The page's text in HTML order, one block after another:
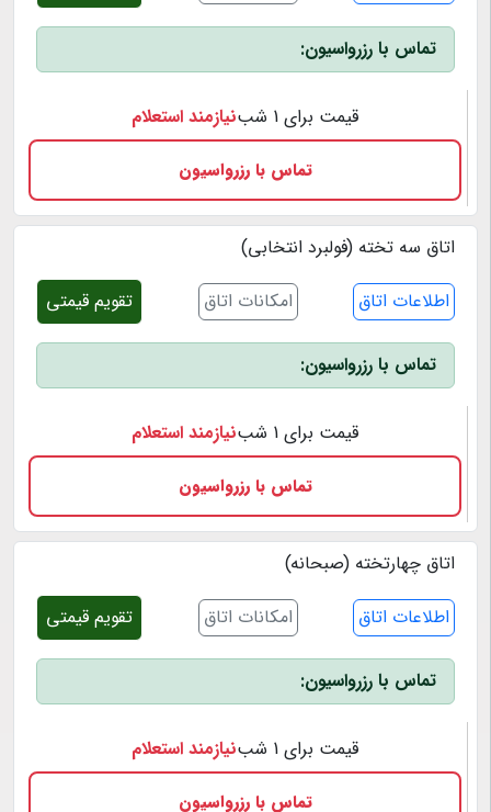
تماس با رزرواسیون:
قیمت برای 1 شب نیازمند استعلام
تماس با رزرواسیون
اتاق سه تخته (فولبرد انتخابی)
اطلاعات اتاق
امکانات اتاق تقویم قیمتی
تماس با رزرواسیون:
قیمت برای 1 شب نیازمند استعلام
تماس با رزرواسیون
اتاق چهارتخته (صبحانه)
اطلاعات اتاق
امکانات اتاق تقویم قیمتی
تماس با رزرواسیون:
قیمت برای 1 شب نیازمند استعلام
تماس با رزرواسیون